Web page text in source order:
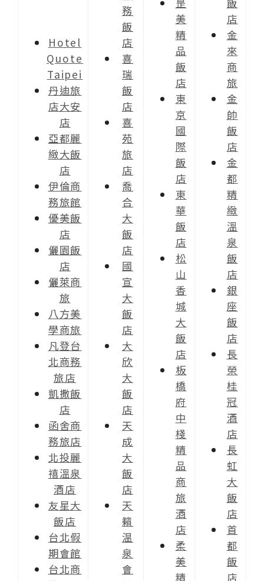
Hotel
Quote
Taipei
丹迪旅
店大安
店
亞都麗
緻大飯
店
伊倫商
務旅館
優美飯
店
儷園飯
店
儷萊商
旅
八方美
學商旅
凡登台
北商務
旅店
凱撒飯
店
函舍商
務旅店
北投麗
禧溫泉
酒店
友星大
飯店
台北假
期會館
台北商
務
飯
店
喜
瑞
飯
店
喜
苑
旅
店
喬
合
大
飯
店
國
宣
大
飯
店
大
欣
大
飯
店
天
成
大
飯
店
天
籟
温
泉
會
美
精
品
飯
店
東
京
國
際
飯
店
東
華
飯
店
松
山
香
城
大
飯
店
板
橋
府
中
棧
精
品
商
旅
酒
店
柔
美
精
店
金
來
商
旅
金
帥
飯
店
金
都
精
緻
溫
泉
飯
店
銀
座
飯
店
長
榮
桂
冠
酒
店
長
虹
大
飯
店
首
都
飯
店